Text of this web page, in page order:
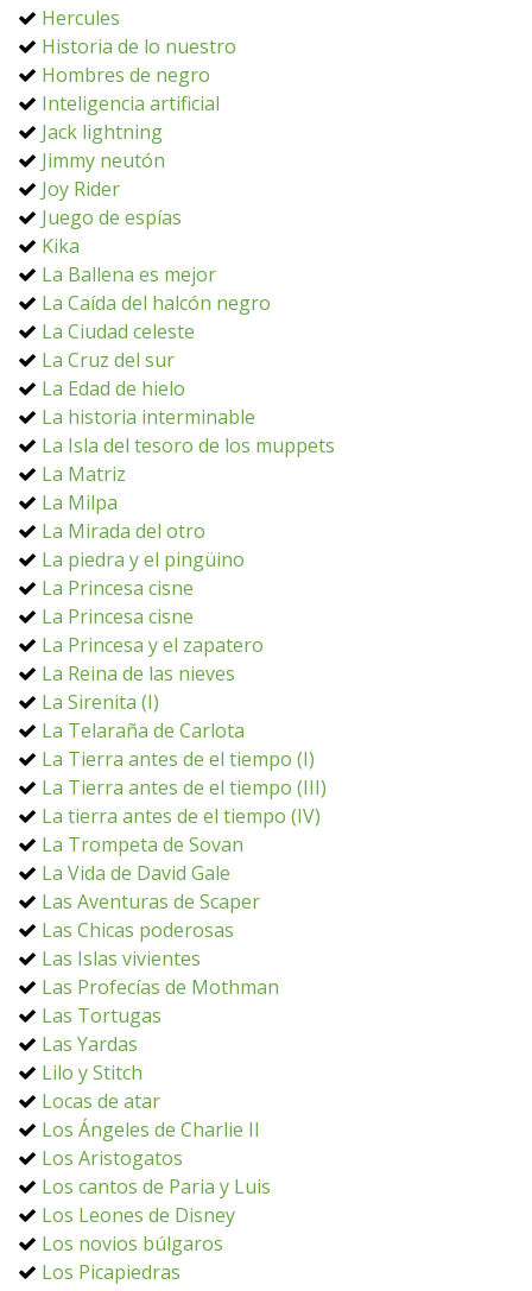
Hercules
Historia de lo nuestro
Hombres de negro
Inteligencia artificial
Jack lightning
Jimmy neutón
Joy Rider
Juego de espías
Kika
La Ballena es mejor
La Caída del halcón negro
La Ciudad celeste
La Cruz del sur
La Edad de hielo
La historia interminable
La Isla del tesoro de los muppets
La Matriz
La Milpa
La Mirada del otro
La piedra y el pingüino
La Princesa cisne
La Princesa cisne
La Princesa y el zapatero
La Reina de las nieves
La Sirenita (I)
La Telaraña de Carlota
La Tierra antes de el tiempo (I)
La Tierra antes de el tiempo (III)
La tierra antes de el tiempo (IV)
La Trompeta de Sovan
La Vida de David Gale
Las Aventuras de Scaper
Las Chicas poderosas
Las Islas vivientes
Las Profecías de Mothman
Las Tortugas
Las Yardas
Lilo y Stitch
Locas de atar
Los Ángeles de Charlie II
Los Aristogatos
Los cantos de Paria y Luis
Los Leones de Disney
Los novios búlgaros
Los Picapiedras